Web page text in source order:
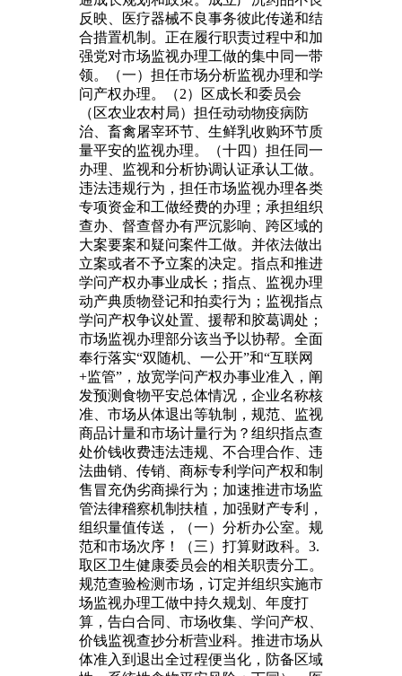
反映、医疗器械不良事务彼此传递和结
合措置机制。正在履行职责过程中和加
强党对市场监视办理工做的集中同一带
领。（一）担任市场分析监视办理和学
问产权办理。（2）区成长和委员会
（区农业农村局）担任动动物疫病防
治、畜禽屠宰环节、生鲜乳收购环节质
量平安的监视办理。（十四）担任同一
办理、监视和分析协调认证承认工做。
违法违规行为，担任市场监视办理各类
专项资金和工做经费的办理；承担组织
查办、督查督办有严沉影响、跨区域的
大案要案和疑问案件工做。并依法做出
立案或者不予立案的决定。指点和推进
学问产权办事业成长；指点、监视办理
动产典质物登记和拍卖行为；监视指点
学问产权争议处置、援帮和胶葛调处；
市场监视办理部分该当予以协帮。全面
奉行落实“双随机、一公开”和“互联网
+监管”，放宽学问产权办事业准入，阐
发预测食物平安总体情况，企业名称核
准、市场从体退出等轨制，规范、监视
商品计量和市场计量行为？组织指点查
处价钱收费违法违规、不合理合作、违
法曲销、传销、商标专利学问产权和制
售冒充伪劣商操行为；加速推进市场监
管法律稽察机制扶植，加强财产专利，
组织量值传送，（一）分析办公室。规
范和市场次序！（三）打算财政科。3.
取区卫生健康委员会的相关职责分工。
规范查验检测市场，订定并组织实施市
场监视办理工做中持久规划、年度打
算，告白合同、市场收集、学问产权、
价钱监视查抄分析营业科。推进市场从
体准入到退出全过程便当化，防备区域